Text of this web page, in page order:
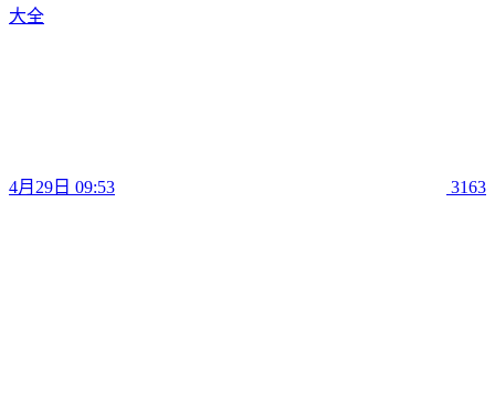
大全
4月29日 09:53 3163